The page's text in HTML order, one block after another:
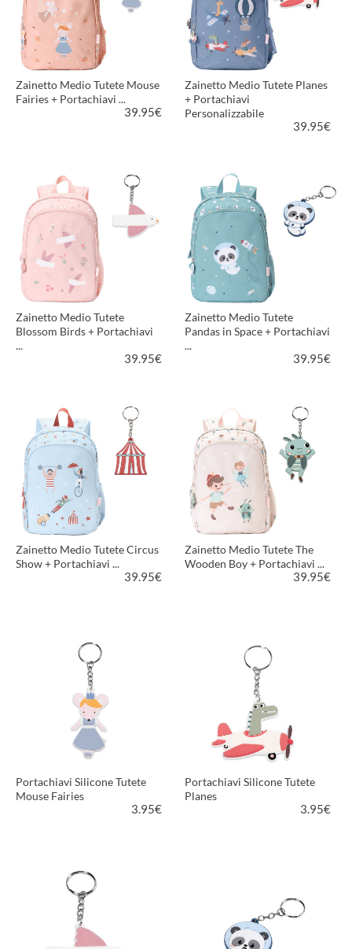
Zainetto Medio Tutete Mouse
Fairies + Portachiavi ...
39.95€
VEDI PRODOTTO
Zainetto Medio Tutete Planes
+ Portachiavi
Personalizzabile
39.95€
VEDI PRODOTTO
Zainetto Medio Tutete
Blossom Birds + Portachiavi
...
39.95€
VEDI PRODOTTO
Zainetto Medio Tutete
Pandas in Space + Portachiavi
...
39.95€
VEDI PRODOTTO
Zainetto Medio Tutete Circus
Show + Portachiavi ...
39.95€
VEDI PRODOTTO
Zainetto Medio Tutete The
Wooden Boy + Portachiavi ...
39.95€
Portachiavi Silicone Tutete
Mouse Fairies
3.95€
VEDI PRODOTTO
Portachiavi Silicone Tutete
Planes
3.95€